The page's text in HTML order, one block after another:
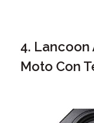
4.
Moto Con